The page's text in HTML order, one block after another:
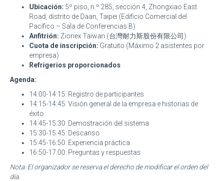
Ubicación: 5º piso, n.º 285, sección 4, Zhongxiao East
Road, distrito de Daan, Taipei (Edificio Comercial del
Pacífico – Sala de Conferencias B)
Anfitrión: Zionex Taiwan (台灣耐力斯股份有限公司)
Cuota de inscripción: Gratuito (Máximo 2 asistentes por
empresa)
Refrigerios proporcionados
Agenda:
14:00-14:15: Registro de participantes
14:15-14:45: Visión general de la empresa e historias de
éxito
14:45-15:30: Demostración del sistema
15:30-15:45: Descanso
15:45-16:50: Experiencia práctica
16:50-17:00: Preguntas y respuestas
Nota: El organizador se reserva el derecho de modificar el orden del
día.